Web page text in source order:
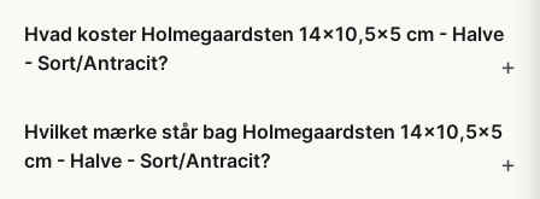
Hvad koster Holmegaardsten 14x10,5x5 cm - Halve
- Sort/Antracit?
Hvilket mærke står bag Holmegaardsten 14x10,5x5
cm - Halve - Sort/Antracit?